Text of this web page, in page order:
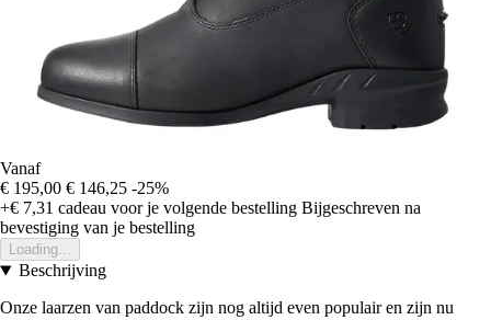
Vanaf
€ 195,00 € 146,25 -25%
+€ 7,31 cadeau voor je volgende bestelling Bijgeschreven na
bevestiging van je bestelling
Loading...
Beschrijving
Onze laarzen van paddock zijn nog altijd even populair en zijn nu